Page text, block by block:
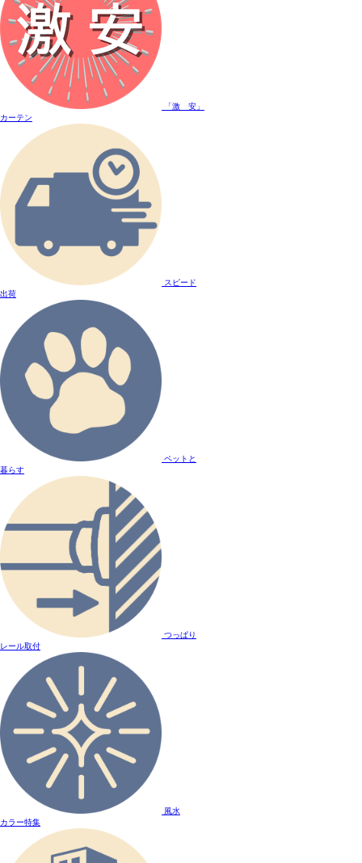
「激 安」
カーテン
スピード
出荷
ペットと
暮らす
つっぱり
レール取付
風水
カラー特集